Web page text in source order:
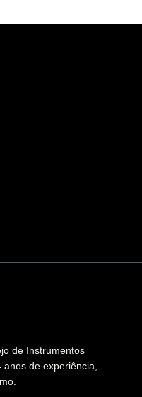
de Instrumentos
de experiência,